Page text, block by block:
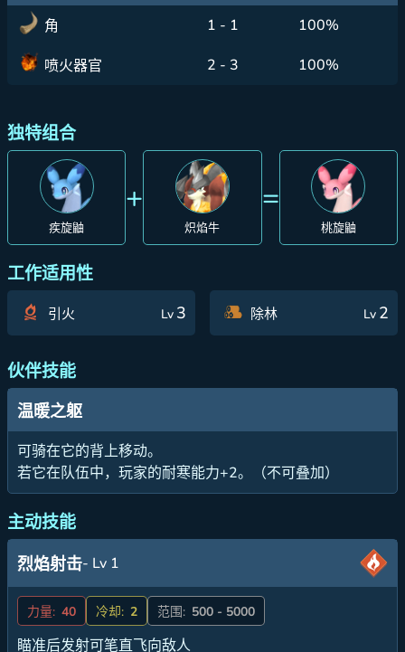
角 1 - 1 100%
喷火器官 2 - 3 100%
独特组合
疾旋鼬
+
炽焰牛
=
桃旋鼬
工作适用性
引火 Lv 3 除林 Lv 2
伙伴技能
温暖之躯
可骑在它的背上移动。
若它在队伍中，玩家的耐寒能力+2。（不可叠加）
主动技能
烈焰射击- Lv 1
力量: 40 冷却: 2 范围: 500 - 5000
瞄准后发射可笔直飞向敌人